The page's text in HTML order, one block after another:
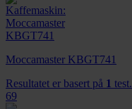
Moccamaster KBGT741
Resultatet er basert på 1 test.
69